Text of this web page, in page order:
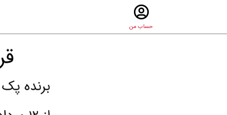
حساب من